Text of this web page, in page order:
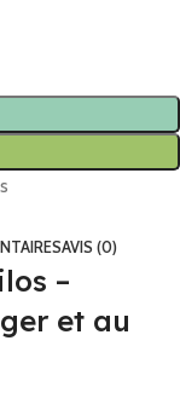
AVIS (0)
–
et au